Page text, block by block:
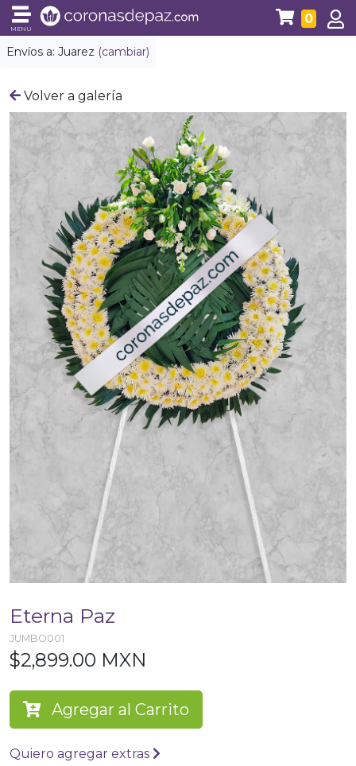
Envíos a: Juarez (cambiar)
MENÚ
0
Volver a galería
Eterna Paz
JUMBO001
$2,899.00 MXN
Agregar al Carrito
Quiero agregar extras